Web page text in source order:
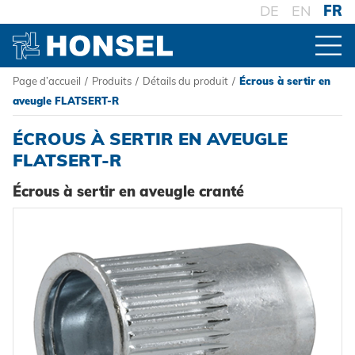
DE EN FR
PRODUITS
VUE D'ENSEMBLE DES PRODUITS
CONNECTEURS
Ecrou à sertir
Goujons a sertir en aveugle
Powertrain Fasteners
TRAITEMENT
Outillage de pose sur batterie
Outillage de pose oléopneumatique
Outillage de pose manuel
SYSTÈMES
Haute résistance - le système
Fixation à sertir auto-perçante
HONSEL
Page d’accueil / Produits / Détails du produit / Écrous à sertir en
aveugle FLATSERT-R
ÉCROUS À SERTIR EN AVEUGLE
FLATSERT-R
Écrous à sertir en aveugle cranté